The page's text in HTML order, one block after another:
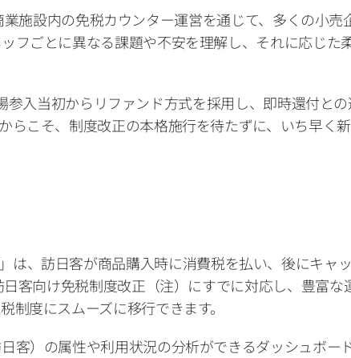
施設内の免税カウンター運営を通じて、多くの小
フごとに異なる課題や不安を理解し、それに応じた
参入当初からリファンド方式を採用し、即時還付と
らこそ、制度改正の本格施行を待たずに、いち早く
は、訪日客が商品購入時に消費税を払い、後にキャ
客向け免税制度改正（注）にすでに対応し、豊富
制度にスムーズに移行できます。
客）の属性や利用状況の分析ができるダッシュボー